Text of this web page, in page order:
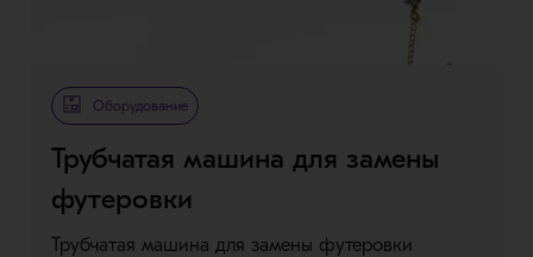
Metso PlusОборудование
Трубчатая машина для замены
футеровки
Трубчатая машина для замены футеровки